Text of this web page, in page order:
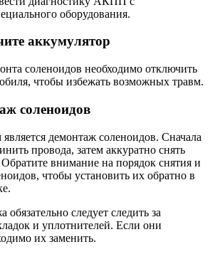
оборудования.
аккумулятор
соленоидов необходимо отключить
чтобы избежать возможных травм.
соленоидов
демонтаж соленоидов. Сначала
провода, затем аккуратно снять
внимание на порядок снятия и
чтобы установить их обратно в
следует следить за
и уплотнителей. Если они
их заменить.